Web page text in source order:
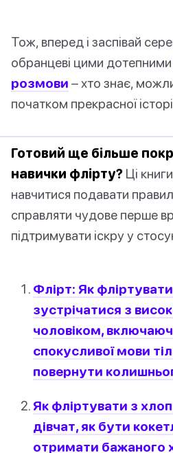
Тож, вперед і заспівай
обранцеві цими дотепними
розмови – хто знає,
початком прекрасної
Готовий ще більше
навички флірту? Ці
навчитися подавати
справляти чудове перше
підтримувати іскру у
Флірт: Як
зустрічатися з
чоловіком,
спокусливої мови
повернути
Як фліртувати з
дівчат, як бути
отримати бажаного